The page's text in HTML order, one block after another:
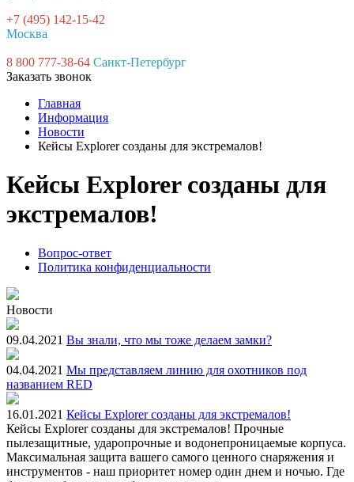
+7 (495) 142-15-42
Москва
8 800 777-38-64 Санкт-Петербург
Заказать звонок
Главная
Информация
Новости
Кейсы Explorer созданы для экстремалов!
Кейсы Explorer созданы для
экстремалов!
Вопрос-ответ
Политика конфиденциальности
Новости
09.04.2021 Вы знали, что мы тоже делаем замки?
04.04.2021 Мы представляем линию для охотников под
названием RED
16.01.2021 Кейсы Explorer созданы для экстремалов!
Кейсы Explorer созданы для экстремалов! Прочные
пылезащитные, ударопрочные и водонепроницаемые корпуса.
Максимальная защита вашего самого ценного снаряжения и
инструментов - наш приоритет номер один днем и ночью. Где